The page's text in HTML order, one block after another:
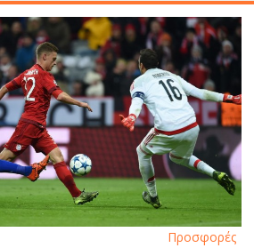
Προσφορές